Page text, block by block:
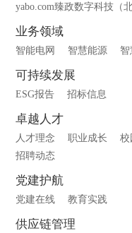
yabo.com臻政数字科技（
业务领域
智能电网 智慧能源
可持续发展
ESG报告 招标信息
卓越人才
人才理念 职业成长 校
招聘动态
党建护航
党建在线 教育实践
供应链管理